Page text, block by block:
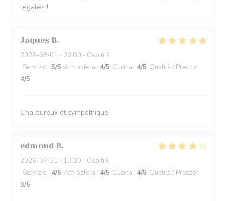
régalés !
Jaques B
2026-08-01 - 20:00 - Ospiti 2
Servizio : 5/5 Atmosfera : 4/5 Cucina : 4/5 Qualità / Prezzo :
4/5
Chaleureux et sympathique
edmond B
2026-07-31 - 13:30 - Ospiti 6
Servizio : 4/5 Atmosfera : 4/5 Cucina : 4/5 Qualità / Prezzo :
3/5